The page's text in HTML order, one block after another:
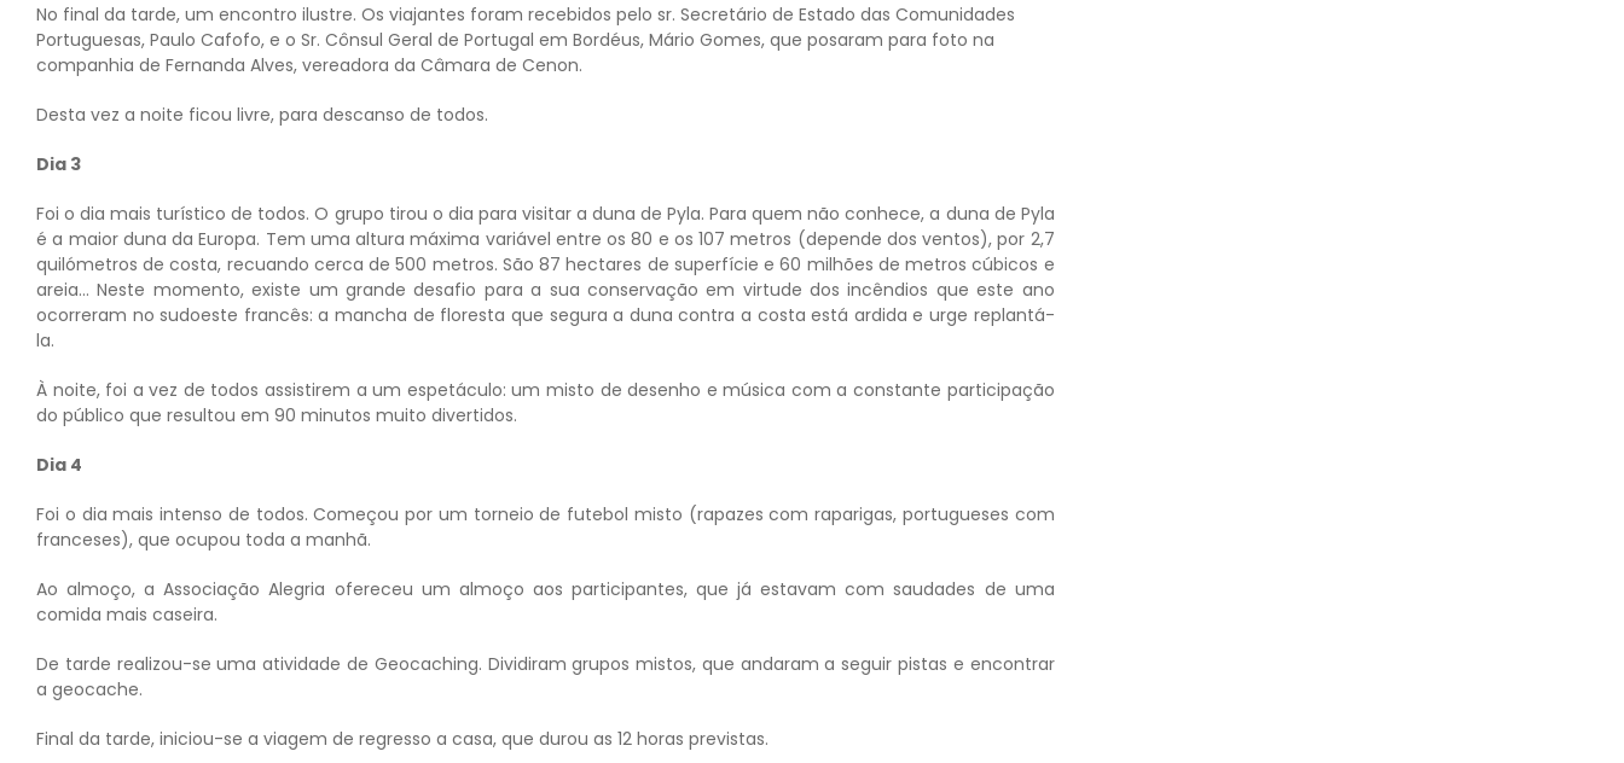
No final da tarde, um encontro ilustre. Os viajantes foram recebidos pelo sr. Secretário de Estado das Comunidades
Portuguesas, Paulo Cafofo, e o Sr. Cônsul Geral de Portugal em Bordéus, Mário Gomes, que posaram para foto na
companhia de Fernanda Alves, vereadora da Câmara de Cenon.
Desta vez a noite ficou livre, para descanso de todos.
Dia 3
Foi o dia mais turístico de todos. O grupo tirou o dia para visitar a duna de Pyla. Para quem não conhece, a duna de Pyla
é a maior duna da Europa. Tem uma altura máxima variável entre os 80 e os 107 metros (depende dos ventos), por 2,7
quilómetros de costa, recuando cerca de 500 metros. São 87 hectares de superfície e 60 milhões de metros cúbicos e
areia… Neste momento, existe um grande desafio para a sua conservação em virtude dos incêndios que este ano
ocorreram no sudoeste francês: a mancha de floresta que segura a duna contra a costa está ardida e urge replantá-
la.
À noite, foi a vez de todos assistirem a um espetáculo: um misto de desenho e música com a constante participação
do público que resultou em 90 minutos muito divertidos.
Dia 4
Foi o dia mais intenso de todos. Começou por um torneio de futebol misto (rapazes com raparigas, portugueses com
franceses), que ocupou toda a manhã.
Ao almoço, a Associação Alegria ofereceu um almoço aos participantes, que já estavam com saudades de uma
comida mais caseira.
De tarde realizou-se uma atividade de Geocaching. Dividiram grupos mistos, que andaram a seguir pistas e encontrar
a geocache.
Final da tarde, iniciou-se a viagem de regresso a casa, que durou as 12 horas previstas.